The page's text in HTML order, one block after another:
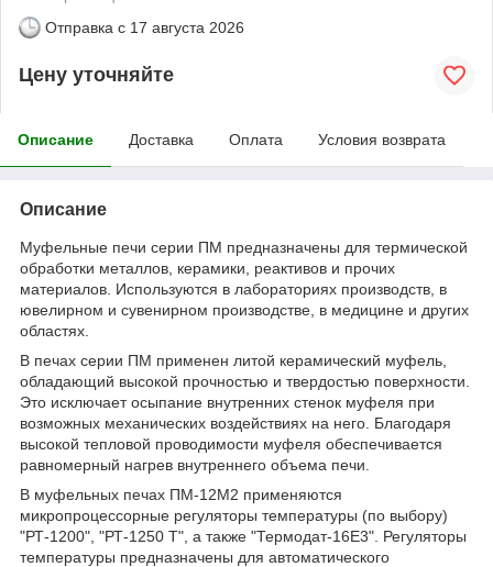
Отправка с 17 августа 2026
Цену уточняйте
Описание Доставка Оплата Условия возврата
Описание
Муфельные печи серии ПМ предназначены для термической
обработки металлов, керамики, реактивов и прочих
материалов. Используются в лабораториях производств, в
ювелирном и сувенирном производстве, в медицине и других
областях.
В печах серии ПМ применен литой керамический муфель,
обладающий высокой прочностью и твердостью поверхности.
Это исключает осыпание внутренних стенок муфеля при
возможных механических воздействиях на него. Благодаря
высокой тепловой проводимости муфеля обеспечивается
равномерный нагрев внутреннего объема печи.
В муфельных печах ПМ-12М2 применяются
микропроцессорные регуляторы температуры (по выбору)
"РТ-1200", "РТ-1250 Т", а также "Термодат-16Е3". Регуляторы
температуры предназначены для автоматического